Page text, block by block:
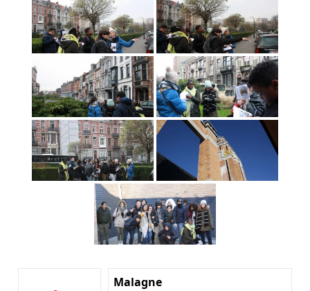
Malagne